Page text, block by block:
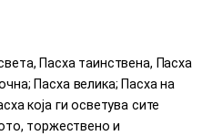
Пасха таинствена, Пасха
Пасха велика; Пасха на
која ги осветува сите
торжествено и